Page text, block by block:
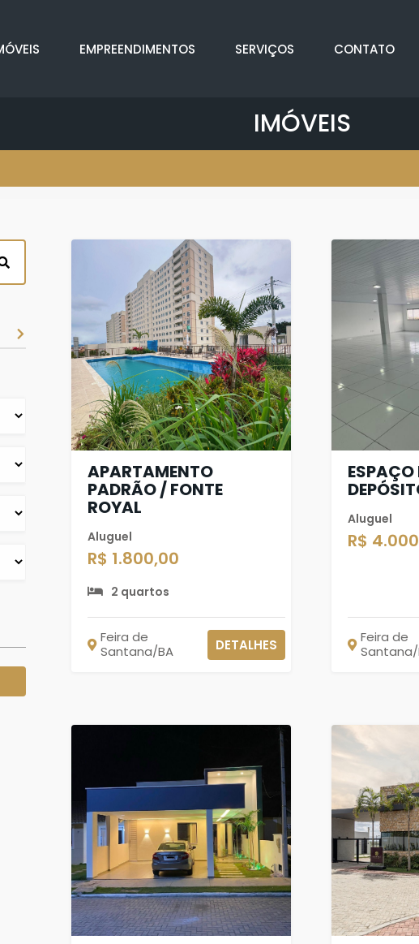
EMPREENDIMENTOS SERVIÇOS CONTATO
IMÓVEIS
APARTAMENTO
PADRÃO / FONTE
ROYAL
Aluguel
R$ 1.800,00
2 quartos
Feira de
Santana/BA
DETALHES
Aluguel
R$
Feira de
Santana/